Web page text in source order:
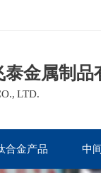
金属制品
LTD.
合金产品 中